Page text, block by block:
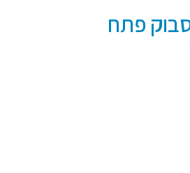
פתח